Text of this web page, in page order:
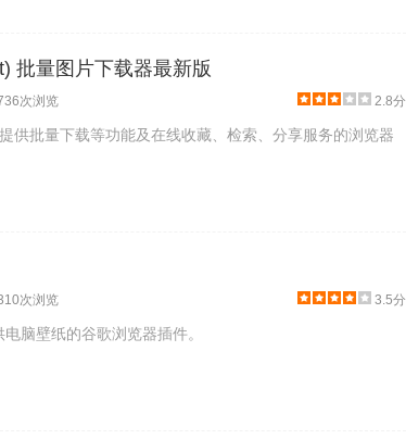
批量图片下载器最新版
次浏览 2.8分
供批量下载等功能及在线收藏、检索、分享服务的浏览器
次浏览 3.5分
脑壁纸的谷歌浏览器插件。